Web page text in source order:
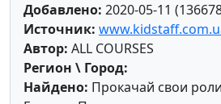
Добавлено: 2020-05-11
Источник:
Автор: ALL COURSES
Регион \ Город:
Найдено: Прокачай свои